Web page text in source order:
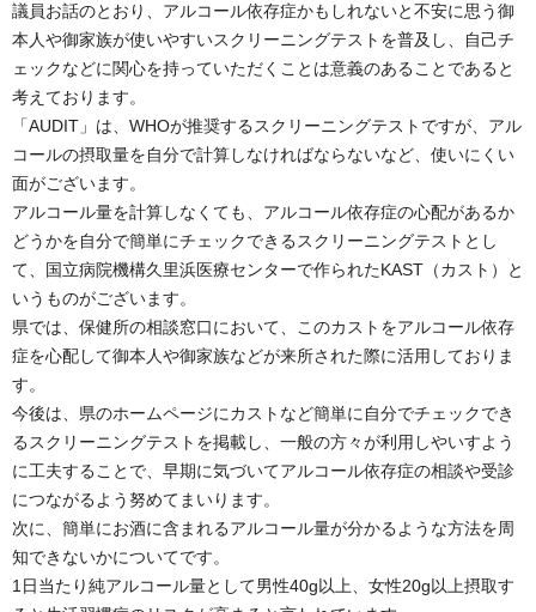
議員お話のとおり、アルコール依存症かもしれないと不安に思う御
本人や御家族が使いやすいスクリーニングテストを普及し、自己チ
ェックなどに関心を持っていただくことは意義のあることであると
考えております。
「AUDIT」は、WHOが推奨するスクリーニングテストですが、アル
コールの摂取量を自分で計算しなければならないなど、使いにくい
面がございます。
アルコール量を計算しなくても、アルコール依存症の心配があるか
どうかを自分で簡単にチェックできるスクリーニングテストとし
て、国立病院機構久里浜医療センターで作られたKAST（カスト）と
いうものがございます。
県では、保健所の相談窓口において、このカストをアルコール依存
症を心配して御本人や御家族などが来所された際に活用しておりま
す。
今後は、県のホームページにカストなど簡単に自分でチェックでき
るスクリーニングテストを掲載し、一般の方々が利用しやいすよう
に工夫することで、早期に気づいてアルコール依存症の相談や受診
につながるよう努めてまいります。
次に、簡単にお酒に含まれるアルコール量が分かるような方法を周
知できないかについてです。
1日当たり純アルコール量として男性40g以上、女性20g以上摂取す